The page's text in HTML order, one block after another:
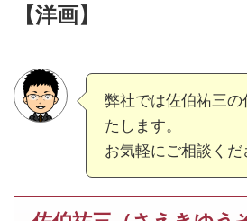
【洋画】
弊社では佐伯祐三
たします。
お気軽にご相談くだ